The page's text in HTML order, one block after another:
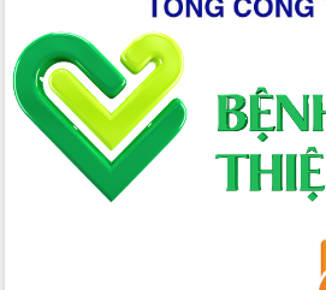
Tập huấn nâng cao năng lực triển khai
chuyển đổi số cho cán bộ, công chức
cấp xã
Đắk Lắk phát động hưởng ứng Ngày
Quyền của người tiêu dùng Việt Nam
2026
Đẩy mạnh cải cách hành chính, quyết
tâm đạt được mục tiêu tăng trưởng